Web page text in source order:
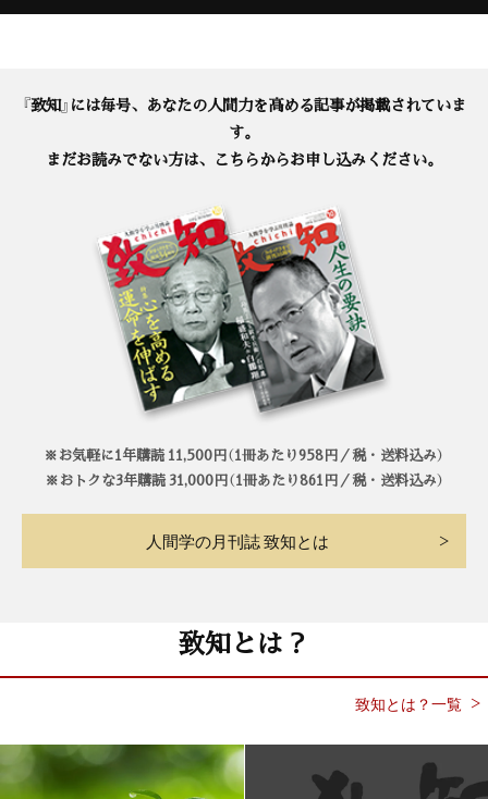
『致知』には毎号、あなたの人間力を高める記事が掲載されていま
す。
まだお読みでない方は、こちらからお申し込みください。
※お気軽に1年購読 11,500円（1冊あたり958円／税・送料込み）
※おトクな3年購読 31,000円（1冊あたり861円／税・送料込み）
人間学の月刊誌 致知とは
致知とは？
致知とは？一覧